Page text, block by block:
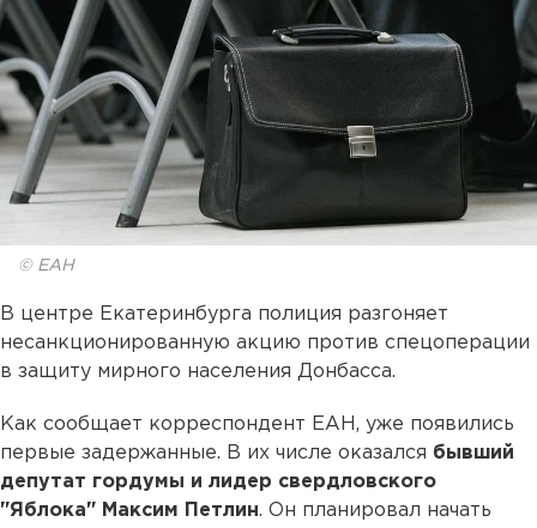
© ЕАН
В центре Екатеринбурга полиция разгоняет
несанкционированную акцию против спецоперации
в защиту мирного населения Донбасса.
Как сообщает корреспондент ЕАН, уже появились
первые задержанные. В их числе оказался бывший
депутат гордумы и лидер свердловского
"Яблока" Максим Петлин. Он планировал начать